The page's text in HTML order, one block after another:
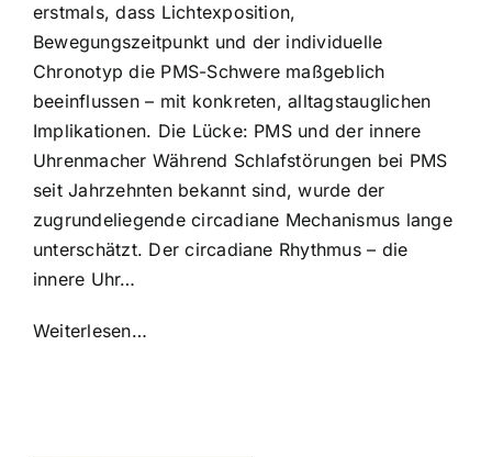
erstmals, dass Lichtexposition,
Bewegungszeitpunkt und der individuelle
Chronotyp die PMS-Schwere maßgeblich
beeinflussen – mit konkreten, alltagstauglichen
Implikationen. Die Lücke: PMS und der innere
Uhrenmacher Während Schlafstörungen bei PMS
seit Jahrzehnten bekannt sind, wurde der
zugrundeliegende circadiane Mechanismus lange
unterschätzt. Der circadiane Rhythmus – die
innere Uhr…
Weiterlesen…